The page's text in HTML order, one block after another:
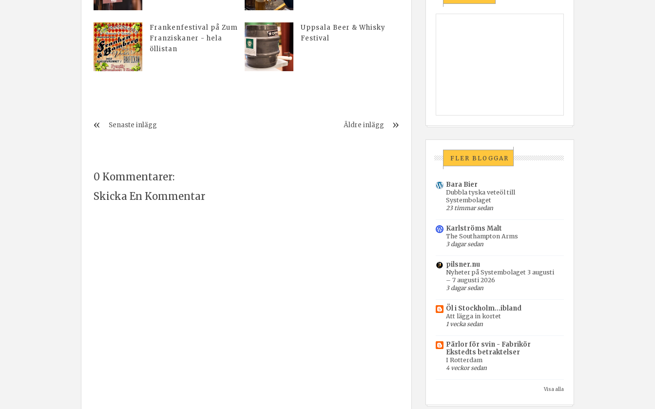
Frankenfestival på Zum
Franziskaner - hela
öllistan
Uppsala Beer & Whisky
Festival
Senaste inlägg Äldre inlägg
0 Kommentarer:
Skicka En Kommentar
FLER BLOGGAR
Bara Bier
Dubbla tyska veteöl till
Systembolaget
23 timmar sedan
Karlströms Malt
The Southampton Arms
3 dagar sedan
pilsner.nu
Nyheter på Systembolaget 3 augusti
– 7 augusti 2026
3 dagar sedan
Öl i Stockholm...ibland
Att lägga in kortet
1 vecka sedan
Pärlor för svin - Fabrikör
Ekstedts betraktelser
I Rotterdam
4 veckor sedan
Visa alla